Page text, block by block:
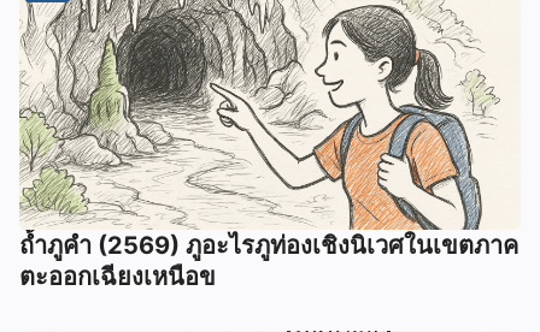
ถ้ำภูคำ (2569) ภูอะไรภูท่องเชิงนิเวศในเขตภาค
ตะออกเฉียงเหนือข